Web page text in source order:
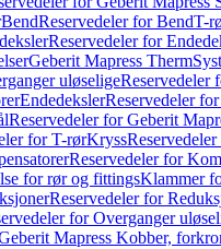
BendReservedeler for BendT-
Reservedeler for
Geberit Mapress Therm
uløseligeReservedeler
EndedekslerReservedeler
Reservedeler for Geberit
for T-rørKryss
Reservedeler for
for rør og fittingsKlammer
Reservedeler for
for Overganger
Mapress Kobber,